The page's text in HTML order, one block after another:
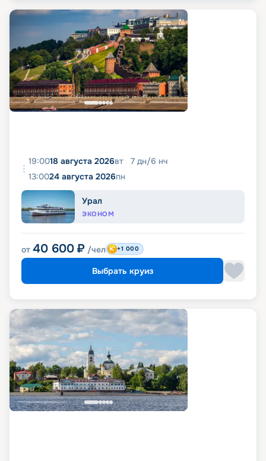
19:0018 августа 2026вт 7 дн/6 нч
13:0024 августа 2026пн
Урал
ЭКОНОМ
от 40 600 ₽ /чел +1 000
Выбрать круиз